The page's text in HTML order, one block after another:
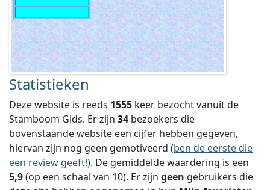
Statistieken
Deze website is reeds 1555 keer bezocht vanuit de
Stamboom Gids. Er zijn 34 bezoekers die
bovenstaande website een cijfer hebben gegeven,
hiervan zijn nog geen gemotiveerd (ben de eerste die
een review geeft!). De gemiddelde waardering is een
5,9(op een schaal van 10). Er zijn geen gebruikers die